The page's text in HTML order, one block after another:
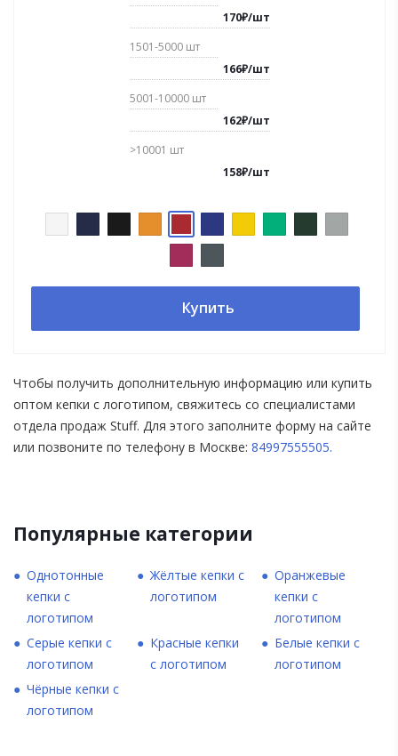
170₽/шт
1501-5000 шт
166₽/шт
5001-10000 шт
162₽/шт
>10001 шт
158₽/шт
Купить
Чтобы получить дополнительную информацию или купить
оптом кепки с логотипом, свяжитесь со специалистами
отдела продаж Stuff. Для этого заполните форму на сайте
или позвоните по телефону в Москве: 84997555505.
Популярные категории
Однотонные
кепки с
логотипом
Жёлтые кепки с
логотипом
Оранжевые
кепки с
логотипом
Серые кепки с
логотипом
Красные кепки
с логотипом
Белые кепки с
логотипом
Чёрные кепки с
логотипом